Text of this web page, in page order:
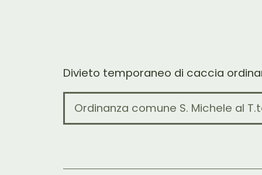
Divieto temporaneo di caccia
Ordinanza comune S. Michele al